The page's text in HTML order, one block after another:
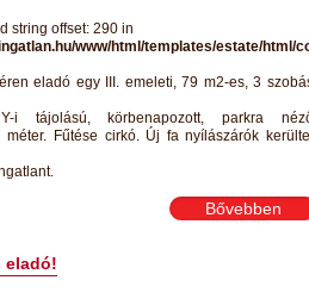
string offset: 290 in
www/html/templates/estate/html/
eladó egy III. emeleti, 79 m2-es, 3
i tájolású, körbenapozott, parkra
méter. Fűtése cirkó. Új fa nyílászárók
Bővebben
eladó!